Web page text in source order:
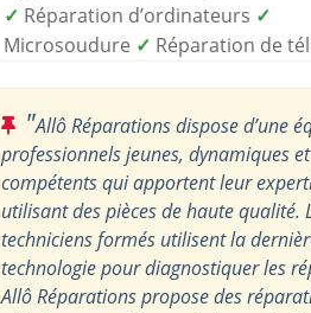
✓ Réparation d’ordinateurs ✓
Microsoudure ✓ Réparation de
"Allô Réparations dispose d’une
professionnels jeunes, dynamiques et
compétents qui apportent leur
utilisant des pièces de haute qualité.
techniciens formés utilisent la
technologie pour diagnostiquer les
Allô Réparations propose des